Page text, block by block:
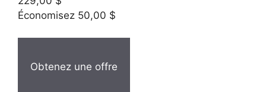
Économisez 50,00 $
Obtenez une offre